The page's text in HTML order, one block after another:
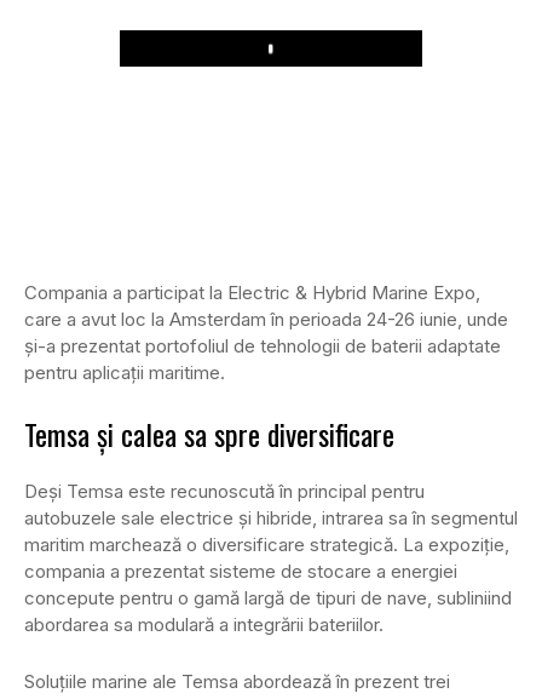
Play
Compania a participat la Electric & Hybrid Marine Expo,
care a avut loc la Amsterdam în perioada 24-26 iunie, unde
și-a prezentat portofoliul de tehnologii de baterii adaptate
pentru aplicații maritime.
Temsa și calea sa spre diversificare
Deși Temsa este recunoscută în principal pentru
autobuzele sale electrice și hibride, intrarea sa în segmentul
maritim marchează o diversificare strategică. La expoziție,
compania a prezentat sisteme de stocare a energiei
concepute pentru o gamă largă de tipuri de nave, subliniind
abordarea sa modulară a integrării bateriilor.
Soluțiile marine ale Temsa abordează în prezent trei